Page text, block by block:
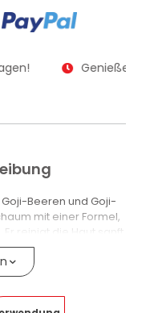
Genießen
Beeren und Goji-
mit einer Formel,
reinigt die Haut sanft
zu erhalten.
angenehmen
– für einen